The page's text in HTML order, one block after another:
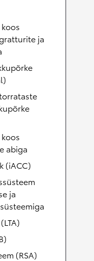
ja
abiga
(iACC)
ja
(RSA)